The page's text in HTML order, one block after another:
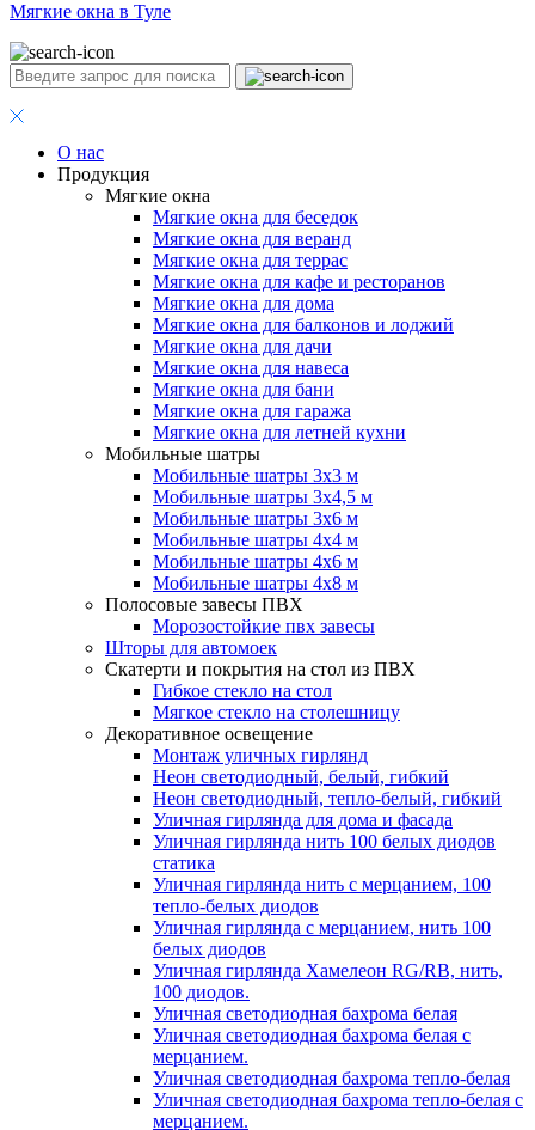
Мягкие окна в Туле
О нас
Продукция
Мягкие окна
Мягкие окна для беседок
Мягкие окна для веранд
Мягкие окна для террас
Мягкие окна для кафе и ресторанов
Мягкие окна для дома
Мягкие окна для балконов и лоджий
Мягкие окна для дачи
Мягкие окна для навеса
Мягкие окна для бани
Мягкие окна для гаража
Мягкие окна для летней кухни
Мобильные шатры
Мобильные шатры 3х3 м
Мобильные шатры 3х4,5 м
Мобильные шатры 3х6 м
Мобильные шатры 4х4 м
Мобильные шатры 4х6 м
Мобильные шатры 4х8 м
Полосовые завесы ПВХ
Морозостойкие пвх завесы
Шторы для автомоек
Скатерти и покрытия на стол из ПВХ
Гибкое стекло на стол
Мягкое стекло на столешницу
Декоративное освещение
Монтаж уличных гирлянд
Неон светодиодный, белый, гибкий
Неон светодиодный, тепло-белый, гибкий
Уличная гирлянда для дома и фасада
Уличная гирлянда нить 100 белых диодов
статика
Уличная гирлянда нить с мерцанием, 100
тепло-белых диодов
Уличная гирлянда с мерцанием, нить 100
белых диодов
Уличная гирлянда Хамелеон RG/RB, нить,
100 диодов.
Уличная светодиодная бахрома белая
Уличная светодиодная бахрома белая с
мерцанием.
Уличная светодиодная бахрома тепло-белая
Уличная светодиодная бахрома тепло-белая с
мерцанием.